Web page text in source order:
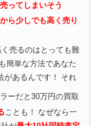
ってしまいそう
ら少しでも高く売り
売るのはとっても難
簡単な方法であなた
があるんです！ それ
ーだと30万円の買取
ことも！ なぜなら一